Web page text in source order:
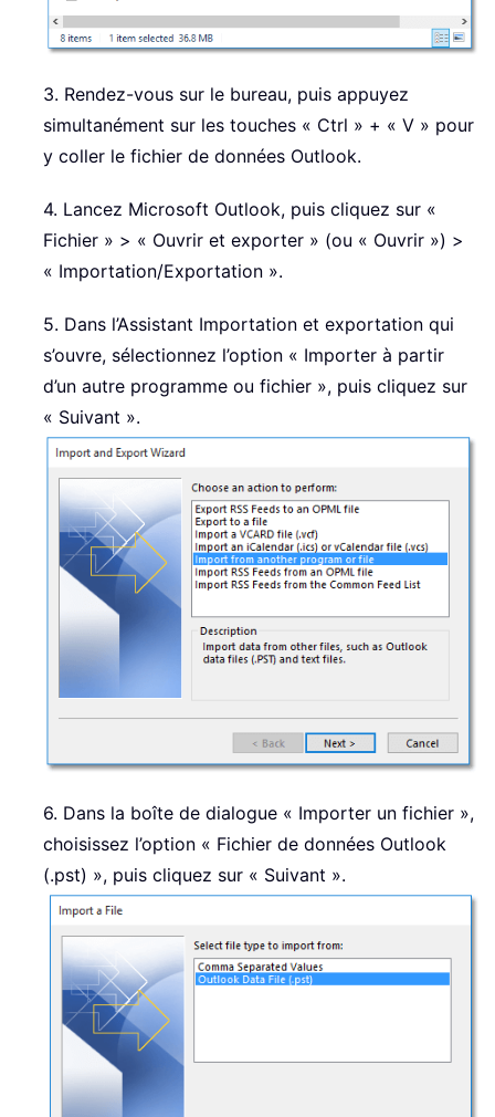
3. Rendez-vous sur le bureau, puis appuyez
simultanément sur les touches « Ctrl » + « V » pour
y coller le fichier de données Outlook.
4. Lancez Microsoft Outlook, puis cliquez sur «
Fichier » > « Ouvrir et exporter » (ou « Ouvrir ») >
« Importation/Exportation ».
5. Dans l’Assistant Importation et exportation qui
s’ouvre, sélectionnez l’option « Importer à partir
d’un autre programme ou fichier », puis cliquez sur
« Suivant ».
6. Dans la boîte de dialogue « Importer un fichier »,
choisissez l’option « Fichier de données Outlook
(.pst) », puis cliquez sur « Suivant ».